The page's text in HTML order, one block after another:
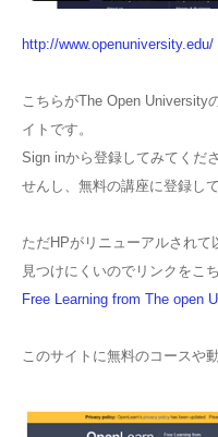
http://www.openuniversity.edu/
こちらがThe Open University
イトです。
Sign inから登録してみてくだ
せんし、無料の講座に登録し
ただHPがリニューアルされ
見つけにくいのでリンクをこ
Free Learning from The open
このサイトに無料のコースや